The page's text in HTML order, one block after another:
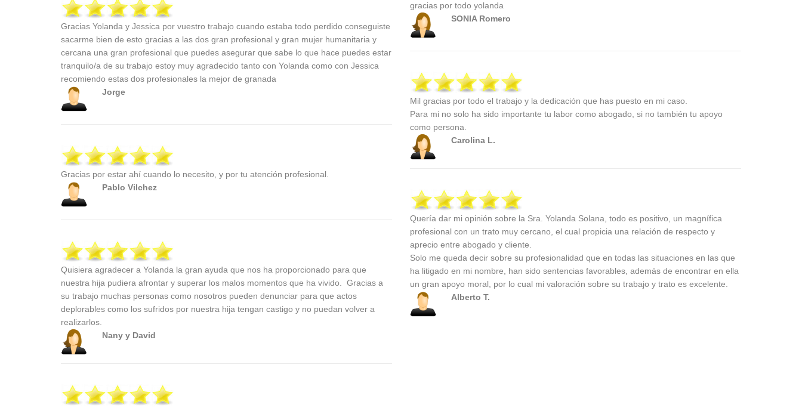
Gracias Yolanda y Jessica por vuestro trabajo cuando estaba todo perdido conseguiste
sacarme bien de esto gracias a las dos gran profesional y gran mujer humanitaria y
cercana una gran profesional que puedes asegurar que sabe lo que hace puedes estar
tranquilo/a de su trabajo estoy muy agradecido tanto con Yolanda como con Jessica
recomiendo estas dos profesionales la mejor de granada
Jorge
Gracias por estar ahí cuando lo necesito, y por tu atención profesional.
Pablo Vilchez
Quisiera agradecer a Yolanda la gran ayuda que nos ha proporcionado para que
nuestra hija pudiera afrontar y superar los malos momentos que ha vivido. Gracias a
su trabajo muchas personas como nosotros pueden denunciar para que actos
deplorables como los sufridos por nuestra hija tengan castigo y no puedan volver a
realizarlos.
Nany y David
gracias por todo yolanda
SONIA Romero
Mil gracias por todo el trabajo y la dedicación que has puesto en mi caso.
Para mi no solo ha sido importante tu labor como abogado, si no también tu apoyo
como persona.
Carolina L.
Quería dar mi opinión sobre la Sra. Yolanda Solana, todo es positivo, un magnífica
profesional con un trato muy cercano, el cual propicia una relación de respecto y
aprecio entre abogado y cliente.
Solo me queda decir sobre su profesionalidad que en todas las situaciones en las que
ha litigado en mi nombre, han sido sentencias favorables, además de encontrar en ella
un gran apoyo moral, por lo cual mi valoración sobre su trabajo y trato es excelente.
Alberto T.